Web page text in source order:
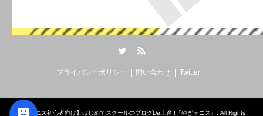
プライバシーポリシー 問い合わせ Twitter
©【テニス初心者向け】はじめてスクールのブログDe上達!!『やぎテニス』 . All Rights